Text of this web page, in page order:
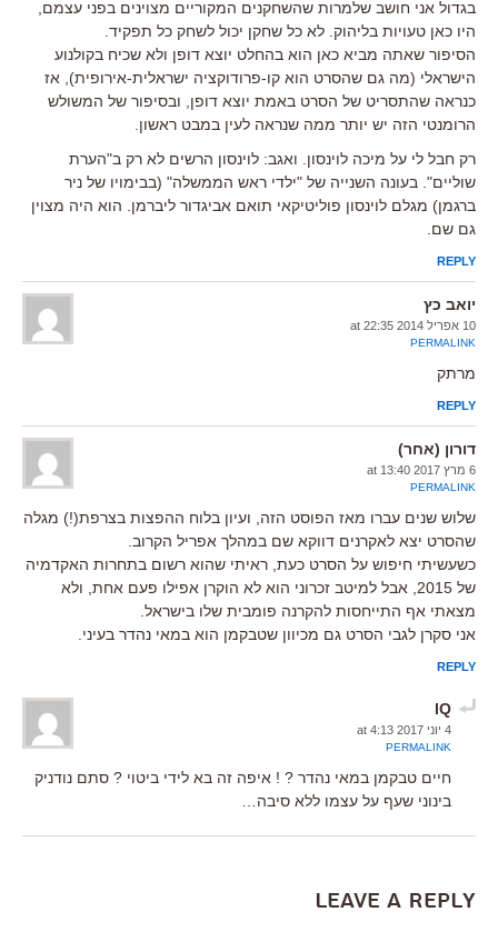
בגדול אני חושב שלמרות שהשחקנים המקוריים מצוינים בפני עצמם,
היו כאן טעויות בליהוק. לא כל שחקן יכול לשחק כל תפקיד.
הסיפור שאתה מביא כאן הוא בהחלט יוצא דופן ולא שכיח בקולנוע
הישראלי (מה גם שהסרט הוא קו-פרודוקציה ישראלית-אירופית), אז
כנראה שהתסריט של הסרט באמת יוצא דופן, ובסיפור של המשולש
הרומנטי הזה יש יותר ממה שנראה לעין במבט ראשון.
רק חבל לי על מיכה לוינסון. ואגב: לוינסון הרשים לא רק ב"הערת
שוליים". בעונה השנייה של "ילדי ראש הממשלה" (בבימויו של ניר
ברגמן) מגלם לוינסון פוליטיקאי תואם אביגדור ליברמן. הוא היה מצוין
גם שם.
REPLY
יואב כץ
10 אפריל 2014 at 22:35
PERMALINK
מרתק
REPLY
דורון (אחר)
6 מרץ 2017 at 13:40
PERMALINK
שלוש שנים עברו מאז הפוסט הזה, ועיון בלוח ההפצות בצרפת(!) מגלה
שהסרט יצא לאקרנים דווקא שם במהלך אפריל הקרוב.
כשעשיתי חיפוש על הסרט כעת, ראיתי שהוא רשום בתחרות האקדמיה
של 2015, אבל למיטב זכרוני הוא לא הוקרן אפילו פעם אחת, ולא
מצאתי אף התייחסות להקרנה פומבית שלו בישראל.
אני סקרן לגבי הסרט גם מכיוון שטבקמן הוא במאי נהדר בעיני.
REPLY
IQ
4 יוני 2017 at 4:13
PERMALINK
חיים טבקמן במאי נהדר ? ! איפה זה בא לידי ביטוי ? סתם נודניק
בינוני שעף על עצמו ללא סיבה…
Leave a Reply